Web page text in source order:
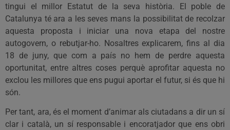
tingui el millor Estatut de la seva història. El poble de
Catalunya té ara a les seves mans la possibilitat de recolzar
aquesta proposta i iniciar una nova etapa del nostre
autogovern, o rebutjar-ho. Nosaltres explicarem, fins al dia
18 de juny, que com a país no hem de perdre aquesta
oportunitat, entre altres coses perquè aprofitar aquesta no
exclou les millores que ens pugui aportar el futur, si és que hi
són.
Per tant, ara, és el moment d’animar als ciutadans a dir un sí
clar i català, un sí responsable i encoratjador que ens obri